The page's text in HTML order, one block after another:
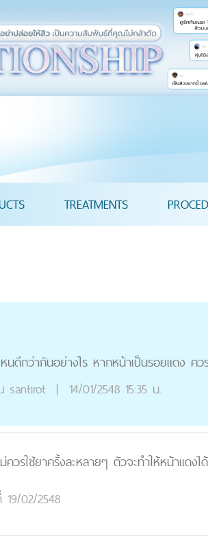
TREATMENTS
ดีกว่ากันอย่างไร หากหน้าเป็นรอยแดง คว
santirot | 14/01/2548 15:35 น.
วรใช้ยาครั้งละหลายๆ ตัวจะทำให้หน้าแดงไ
02/2548